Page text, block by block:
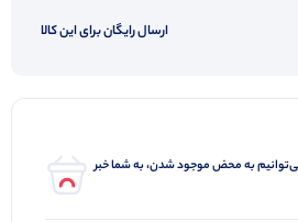
ارسال رایگان برای این کالا
به محض موجود شدن، به شما خبر